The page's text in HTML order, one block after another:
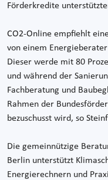
Förderkredite
CO2-Online empfiehlt
von einem
Dieser werde mit 80
und während der
Fachberatung und
Rahmen der
bezuschusst wird, so
Die gemeinnützige
Berlin unterstützt
Energierechnern und